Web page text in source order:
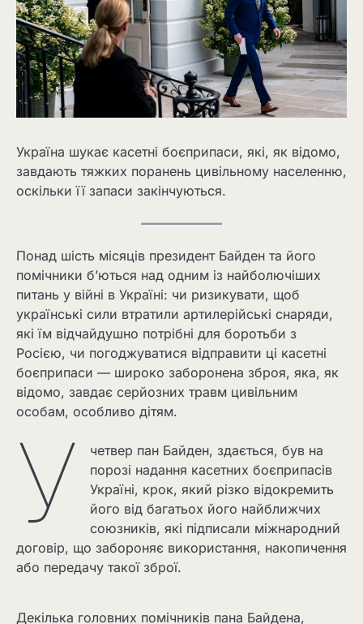
Україна шукає касетні боєприпаси, які, як відомо,
завдають тяжких поранень цивільному населенню,
оскільки її запаси закінчуються.
Понад шість місяців президент Байден та його
помічники б’ються над одним із найболючіших
питань у війні в Україні: чи ризикувати, щоб
українські сили втратили артилерійські снаряди,
які їм відчайдушно потрібні для боротьби з
Росією, чи погоджуватися відправити ці касетні
боєприпаси — широко заборонена зброя, яка, як
відомо, завдає серйозних травм цивільним
особам, особливо дітям.
У
четвер пан Байден, здається, був на
порозі надання касетних боєприпасів
Україні, крок, який різко відокремить
його від багатьох його найближчих
союзників, які підписали міжнародний
договір, що забороняє використання, накопичення
або передачу такої зброї.
Декілька головних помічників пана Байдена,